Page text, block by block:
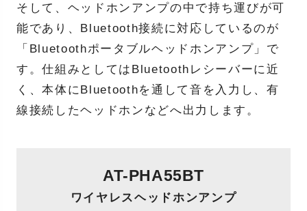
そして、ヘッドホンアンプの中で持ち運びが可
能であり、Bluetooth接続に対応しているのが
「Bluetoothポータブルヘッドホンアンプ」で
す。仕組みとしてはBluetoothレシーバーに近
く、本体にBluetoothを通して音を入力し、有
線接続したヘッドホンなどへ出力します。
AT-PHA55BT
ワイヤレスヘッドホンアンプ